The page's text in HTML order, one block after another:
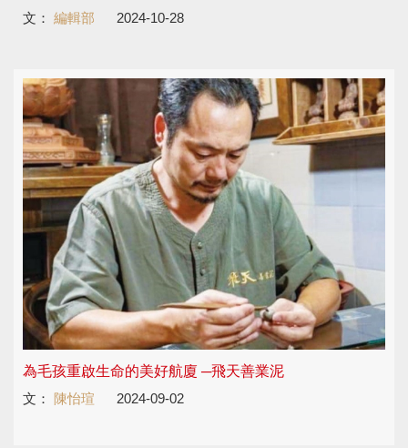
文： 編輯部 2024-10-28
為毛孩重啟生命的美好航廈 ─飛天善業泥
文：
陳怡瑄 2024-09-02